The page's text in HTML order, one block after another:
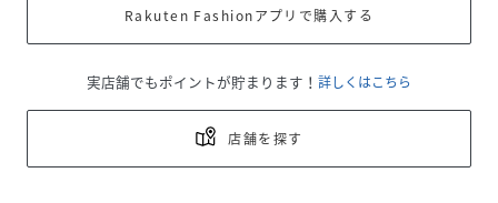
Rakuten Fashionアプリで購入する
実店舗でもポイントが貯まります！ 詳しくはこちら
店舗を探す